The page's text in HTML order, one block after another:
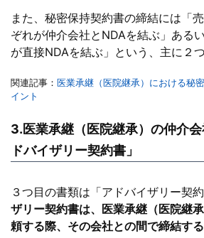
また、秘密保持契約書の締結には「
ぞれが仲介会社とNDAを結ぶ」ある
が直接NDAを結ぶ」という、主に２
関連記事： 医業承継（医院継承）における秘
イント
3.医業承継（医院継承）の仲介
ドバイザリー契約書」
３つ目の書類は「アドバイザリー契約
ザリー契約書は、医業承継（医院継
頼する際、その会社との間で締結す